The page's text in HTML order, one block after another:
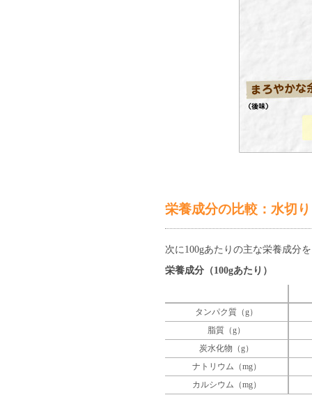
栄養成分の比較：水切
次に100gあたりの主な栄養成分
栄養成分（100gあたり）
タンパク質（g）
脂質（g）
炭水化物（g）
ナトリウム（mg）
カルシウム（mg）